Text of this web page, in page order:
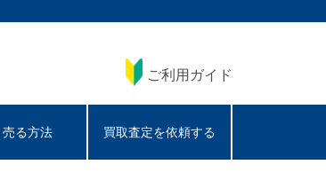
ご利用ガイド
売る方法 買取査定を依頼する